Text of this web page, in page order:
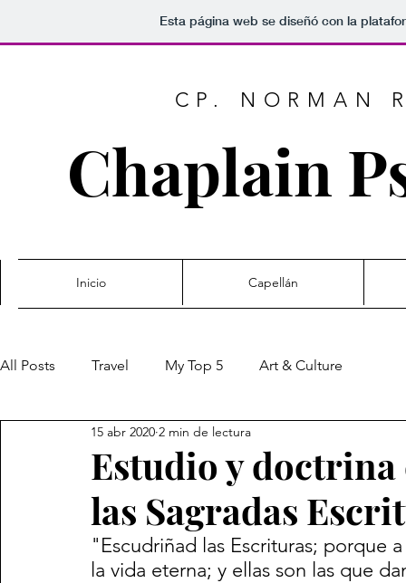
Esta página web se diseñó con la
CP. NORMAN
Chaplain
Inicio Capellán
All Posts Travel My Top 5 Art & Culture
Estudio y
las Sagradas
15 abr 2020 2 min de lectura
"Escudriñad las Escrituras; porque
la vida eterna; y ellas son las que